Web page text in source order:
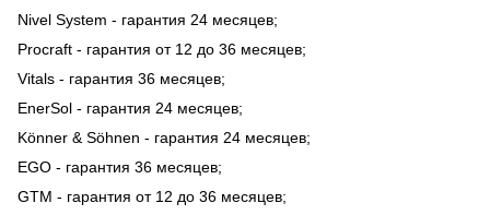
Nivel System - гарантия 24 месяцев;
Procraft - гарантия от 12 до 36 месяцев;
Vitals - гарантия 36 месяцев;
EnerSol - гарантия 24 месяцев;
Könner & Söhnen - гарантия 24 месяцев;
EGO - гарантия 36 месяцев;
GTM - гарантия от 12 до 36 месяцев;